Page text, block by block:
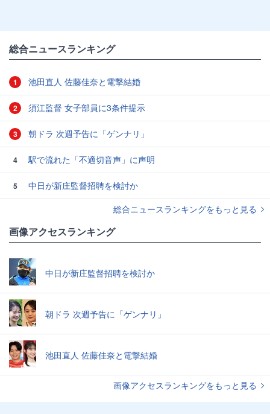
総合ニュースランキング
1 池田直人 佐藤佳奈と電撃結婚
2 須江監督 女子部員に3条件提示
3 朝ドラ 次週予告に「ゲンナリ」
4 駅で流れた「不適切音声」に声明
5
中日が新庄監督招聘を検討か
総合ニュースランキングをもっと見る
画像アクセスランキング
中日が新庄監督招聘を検討か
朝ドラ 次週予告に「ゲンナリ」
池田直人 佐藤佳奈と電撃結婚
画像アクセスランキングをもっと見る